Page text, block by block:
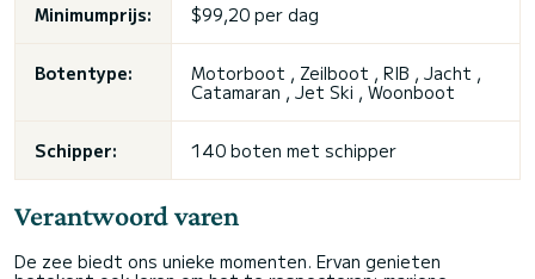
Minimumprijs: $99,20 per dag
Botentype:
Motorboot , Zeilboot , RIB , Jacht ,
Catamaran , Jet Ski , Woonboot
Schipper: 140 boten met schipper
Verantwoord varen
De zee biedt ons unieke momenten. Ervan genieten